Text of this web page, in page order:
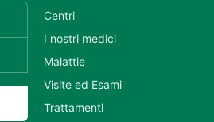
Centri
I nostri medici
Malattie
Visite ed Esami
Trattamenti